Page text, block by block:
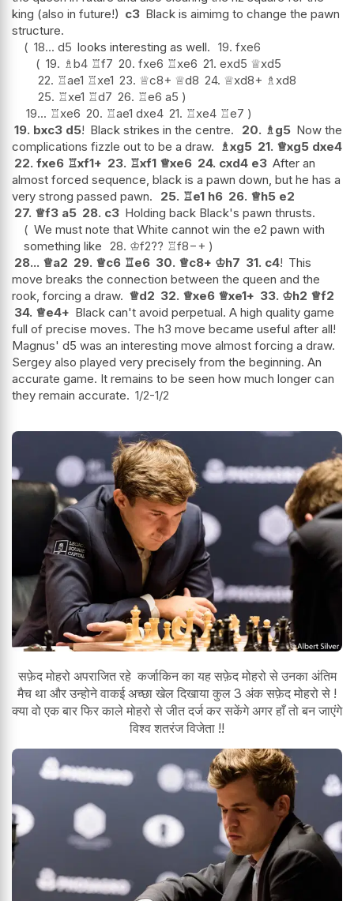
king (also in future!) c3 Black is aimimg to change the pawn
structure.
18... d5 looks interesting as well. 19. fxe6
19. ♗b4 ♖f7 20. fxe6 ♖xe6 21. exd5 ♕xd5
22. ♖ae1 ♖xe1 23. ♕c8+ ♕d8 24. ♕xd8+ ♗xd8
25. ♖xe1 ♖d7 26. ♖e6 a5
19... ♖xe6 20. ♖ae1 dxe4 21. ♖xe4 ♖e7
19. bxc3 d5! Black strikes in the centre. 20. ♗g5 Now the
complications fizzle out to be a draw. ♗xg5 21. ♕xg5 dxe4
22. fxe6 ♖xf1+ 23. ♖xf1 ♕xe6 24. cxd4 e3 After an
almost forced sequence, black is a pawn down, but he has a
very strong passed pawn.
25. ♖e1 h6 26. ♕h5 e2
27. ♕f3 a5 28. c3 Holding back Black's pawn thrusts.
We must note that White cannot win the e2 pawn with
something like 28. ♔f2?? ♖f8−+
28... ♕a2 29. ♕c6 ♖e6 30. ♕c8+ ♔h7 31. c4! This
move breaks the connection between the queen and the
rook, forcing a draw. ♕d2 32. ♕xe6 ♕xe1+ 33. ♔h2 ♕f2
34. ♕e4+ Black can't avoid perpetual. A high quality game
full of precise moves. The h3 move became useful after all!
Magnus' d5 was an interesting move almost forcing a draw.
Sergey also played very precisely from the beginning. An
accurate game. It remains to be seen how much longer can
they remain accurate. 1/2-1/2
सफ़ेद मोहरो अपराजित रहे कर्जाकिन का यह सफ़ेद मोहरो से उनका अंतिम
मैच था और उन्होने वाकई अच्छा खेल दिखाया कुल 3 अंक सफ़ेद मोहरो से !
क्या वो एक बार फिर काले मोहरो से जीत दर्ज कर सकेंगे अगर हाँ तो बन जाएंगे
विश्व शतरंज विजेता !!